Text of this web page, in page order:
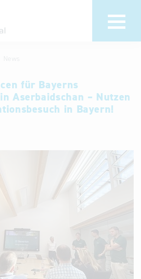
30 Jahre
Bayern
Newsroom
Newsletter
News
für Bayerns
Aserbaidschan – Nutzen
in Bayern!